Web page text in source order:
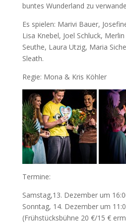
buntes Wunderland zu
Es spielen: Marivi Bauer,
Lisa Knebel, Joel Schluck,
Seuthe, Laura Utzig, Maria
Sleath.
Regie: Mona & Kris Köhler
Termine:
Samstag,13. Dezember um
Sonntag, 14. Dezember um
(Frühstücksbühne 20 €/15 €